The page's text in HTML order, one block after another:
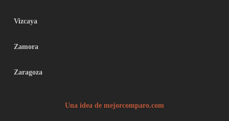
Vizcaya
Zamora
Zaragoza
Una idea de mejorcomparo.com